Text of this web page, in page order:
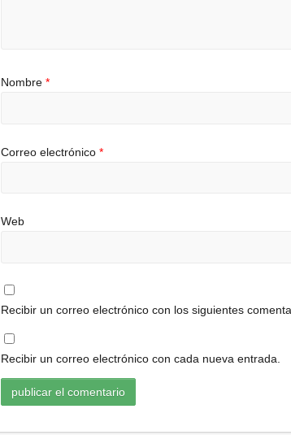
Nombre*
Correo electrónico*
Web
Recibir un correo electrónico con los siguientes
Recibir un correo electrónico con cada nueva entrada.